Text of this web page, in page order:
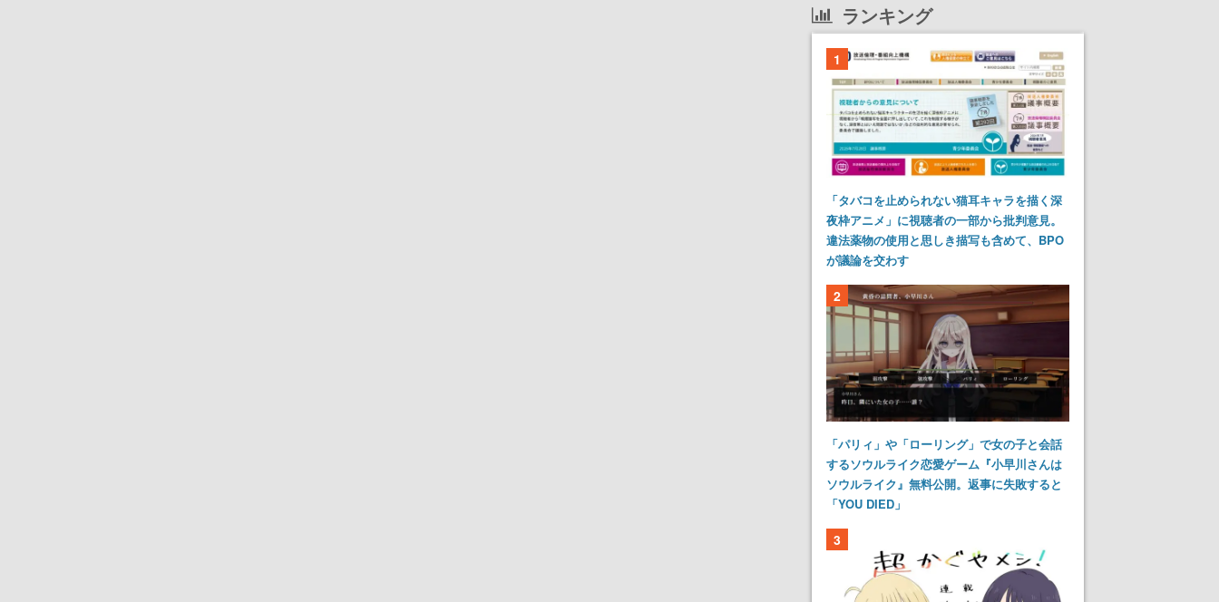
ランキング
1
「タバコを止められない猫耳キャラを描く深
夜枠アニメ」に視聴者の一部から批判意見。
違法薬物の使用と思しき描写も含めて、BPO
が議論を交わす
2
「パリィ」や「ローリング」で女の子と会話
するソウルライク恋愛ゲーム『小早川さんは
ソウルライク』無料公開。返事に失敗すると
「YOU DIED」
3